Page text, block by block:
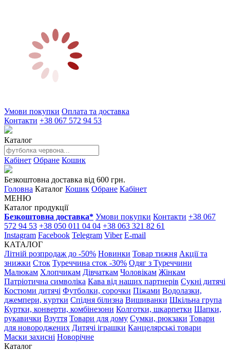
Умови покупки Оплата та доставка
Контакти +38 067 572 94 53
Каталог
Кабінет Обране Кошик
Безкоштовна доставка від 600 грн.
Головна Каталог Кошик Обране Кабінет
МЕНЮ
Каталог продукції
Безкоштовна доставка* Умови покупки Контакти +38 067
572 94 53 +38 050 011 04 04 +38 063 321 82 61
Instagram Facebook Telegram Viber E-mail
КАТАЛОГ
Літній розпродаж до -50% Новинки Товар тижня Акції та
знижки Сток Туреччина сток -30% Одяг з Туреччини
Малюкам Хлопчикам Дівчаткам Чоловікам Жінкам
Патріотична символіка Кава від наших партнерів Сукні дитячі
Костюми дитячі Футболки, сорочки Піжами Водолазки,
джемпери, куртки Спідня білизна Вишиванки Шкільна група
Куртки, конверти, комбінезони Колготки, шкарпетки Шапки,
рукавички Взуття Товари для дому Сумки, рюкзаки Товари
для новороджених Дитячі іграшки Канцелярські товари
Маски захисні Новорічне
Каталог